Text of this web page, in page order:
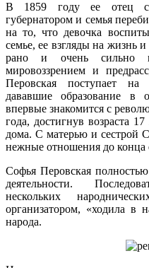
В 1859 году ее отец
губернатором и семья
на то, что девочка
семье, ее взгляды на жизнь
рано и очень сильно
мировоззрением и
Перовская поступает
дававшие образование в
впервые знакомится с
года, достигнув возраста
дома. С матерью и сестрой
нежные отношения до конца
Софья Перовская
деятельности.
нескольких
организатором, «ходила в
народа.